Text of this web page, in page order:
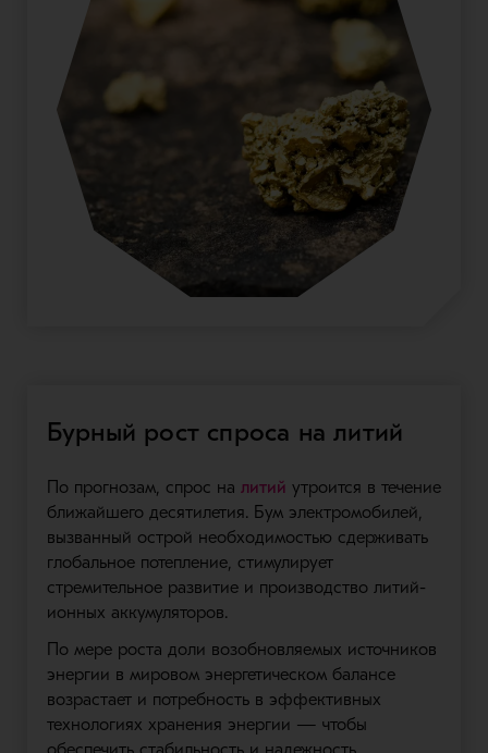
Бурный рост спроса на литий
По прогнозам, спрос на литий утроится в течение
ближайшего десятилетия. Бум электромобилей,
вызванный острой необходимостью сдерживать
глобальное потепление, стимулирует
стремительное развитие и производство литий-
ионных аккумуляторов.
По мере роста доли возобновляемых источников
энергии в мировом энергетическом балансе
возрастает и потребность в эффективных
технологиях хранения энергии — чтобы